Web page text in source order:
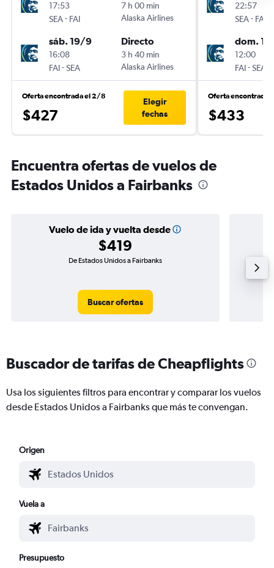
17:53
SEA- FAI
7 h 00 min
Alaska Airlines
sáb. 19/9
16:08
FAI-SEA
Directo
3 h 40 min
Alaska Airlines
Oferta encontrada el 2/8
$427
Elegir
fechas
22:57
SEA- FAI
dom.
12:00
FAI-SEA
Oferta encontrada
$433
Encuentra ofertas de vuelos de
Estados Unidos a Fairbanks
Vuelo de ida y vuelta desde
$419
De Estados Unidos a Fairbanks
Buscar ofertas
Buscador de tarifas de Cheapflights
Usa los siguientes filtros para encontrar y comparar los vuelos
desde Estados Unidos a Fairbanks que más te convengan.
Origen
Vuela a
Presupuesto